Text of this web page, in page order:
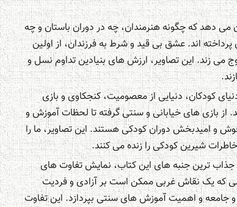
دهد که چگونه هنرمندان، چه در دوران باستان و چه
اند. عشق بی قید و شرط به فرزندان، از اولین
می زند. این تصاویر، ارزش های بنیادین تداوم نسل و
کودکان، دنیایی از معصومیت، کنجکاوی و بازی
از بازی های خیابانی و سنتی گرفته تا لحظات آموزش و
و امیدبخش دوران کودکی هستند. این تصاویر، ما را
شیرین کودکی را زنده می کنند.
ترین جنبه های این کتاب، نمایش تفاوت های
که یک نقاش غربی ممکن است بر آزادی و فردیت
جامعه و اهمیت آموزش های سنتی بپردازد. این تفاوت